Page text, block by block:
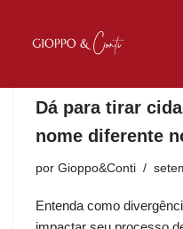
Pular
o
conteúdo
Dá para tirar
nome diferente
por Gioppo&Conti
Entenda como